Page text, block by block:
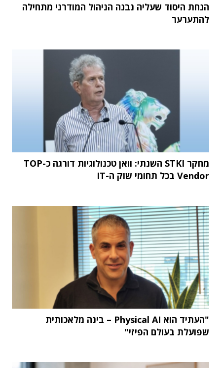
הנחת היסוד שעליה נבנה הניהול המודרני מתחילה
להתערער
מחקר STKI השנתי: וואן טכנולוגיות דורגה כ-TOP
Vendor בכל תחומי שוק ה-IT
"העתיד הוא Physical AI – בינה מלאכותית
שפועלת בעולם הפיזי"